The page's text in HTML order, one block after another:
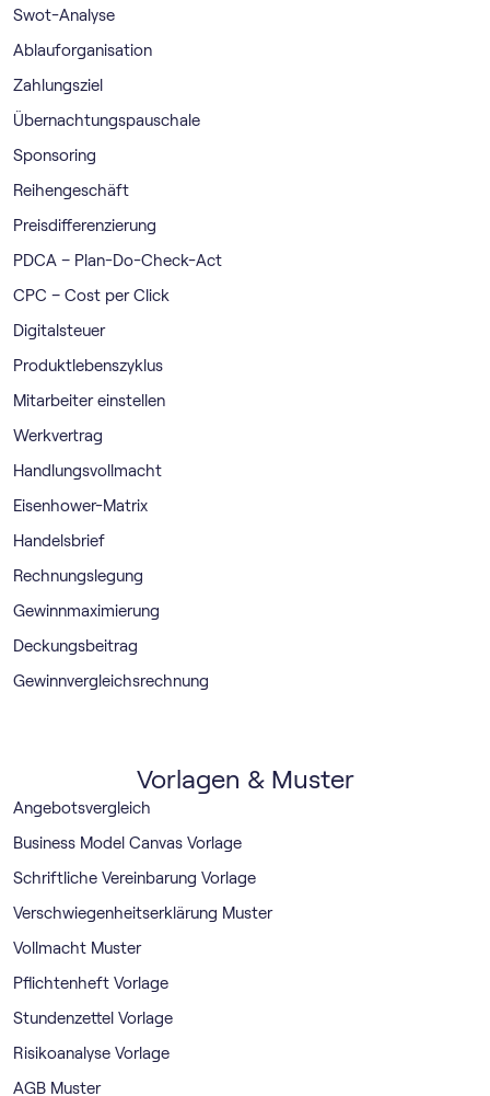
Swot-Analyse
Ablauforganisation
Zahlungsziel
Übernachtungspauschale
Sponsoring
Reihengeschäft
Preisdifferenzierung
PDCA – Plan-Do-Check-Act
CPC – Cost per Click
Digitalsteuer
Produktlebenszyklus
Mitarbeiter einstellen
Werkvertrag
Handlungsvollmacht
Eisenhower-Matrix
Handelsbrief
Rechnungslegung
Gewinnmaximierung
Deckungsbeitrag
Gewinnvergleichsrechnung
Vorlagen & Muster
Angebotsvergleich
Business Model Canvas Vorlage
Schriftliche Vereinbarung Vorlage
Verschwiegenheitserklärung Muster
Vollmacht Muster
Pflichtenheft Vorlage
Stundenzettel Vorlage
Risikoanalyse Vorlage
AGB Muster